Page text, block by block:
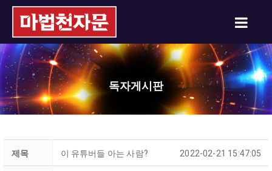
독자게시판
제목 이 유튜버들 아는 사람? 2022-02-21 15:47:05